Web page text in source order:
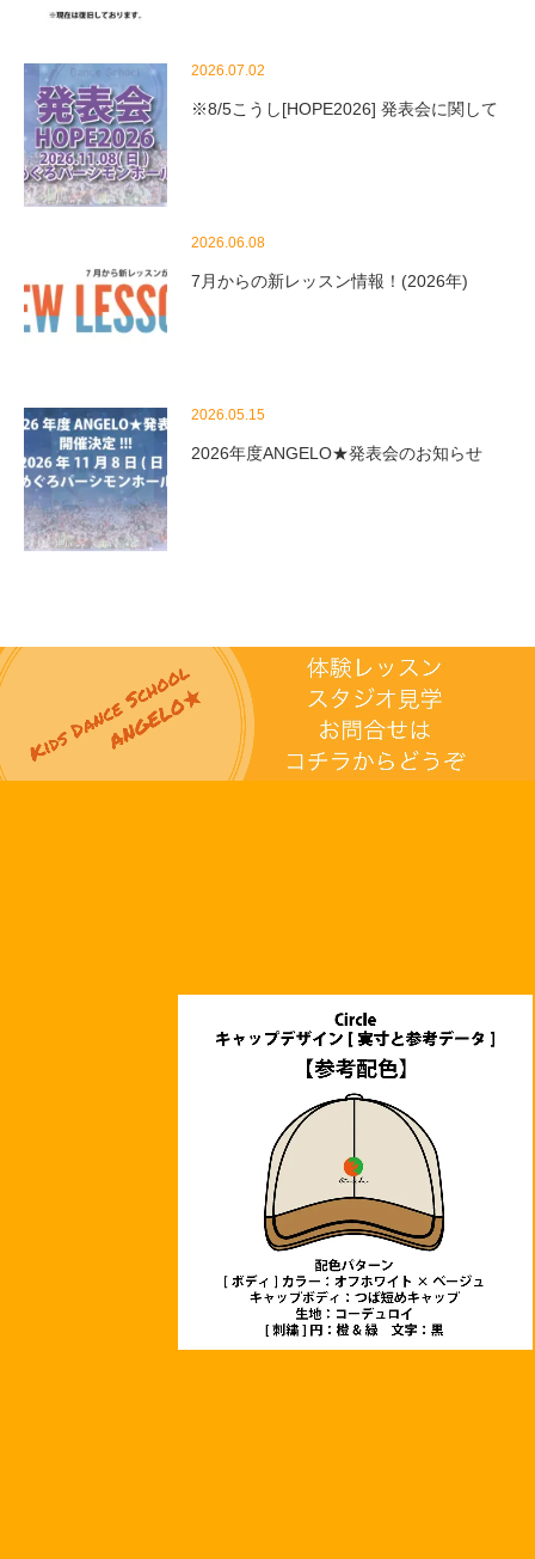
2026.07.02
※8/5こうし[HOPE2026] 発表会に関して
2026.06.08
7月からの新レッスン情報！(2026年)
2026.05.15
2026年度ANGELO★発表会のお知らせ